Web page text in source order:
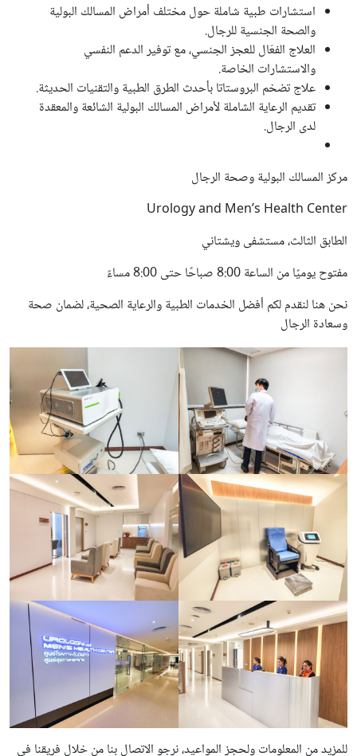
استشارات طبية شاملة حول مختلف أمراض المسالك البولية
والصحة الجنسية للرجال.
العلاج الفعّال للعجز الجنسي، مع توفير الدعم النفسي
والاستشارات الخاصة.
علاج تضخم البروستاتا بأحدث الطرق الطبية والتقنيات الحديثة.
تقديم الرعاية الشاملة لأمراض المسالك البولية الشائعة والمعقدة
لدى الرجال.
مركز المسالك البولية وصحة الرجال
Urology and Men’s Health Center
الطابق الثالث، مستشفى ويشتاني
مفتوح يوميًا من الساعة 8:00 صباحًا حتى 8:00 مساءً
نحن هنا لنقدم لكم أفضل الخدمات الطبية والرعاية الصحية، لضمان صحة
وسعادة الرجال
للمزيد من المعلومات ولحجز المواعيد، نرجو الاتصال بنا من خلال فريقنا في